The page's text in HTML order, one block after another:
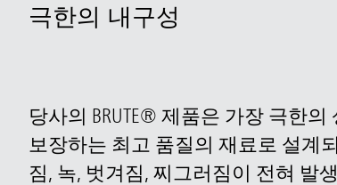
극한의 내구성
당사의 BRUTE® 제품은 가장 극한
보장하는 최고 품질의 재료로 설계
짐, 녹, 벗겨짐, 찌그러짐이 전혀 발